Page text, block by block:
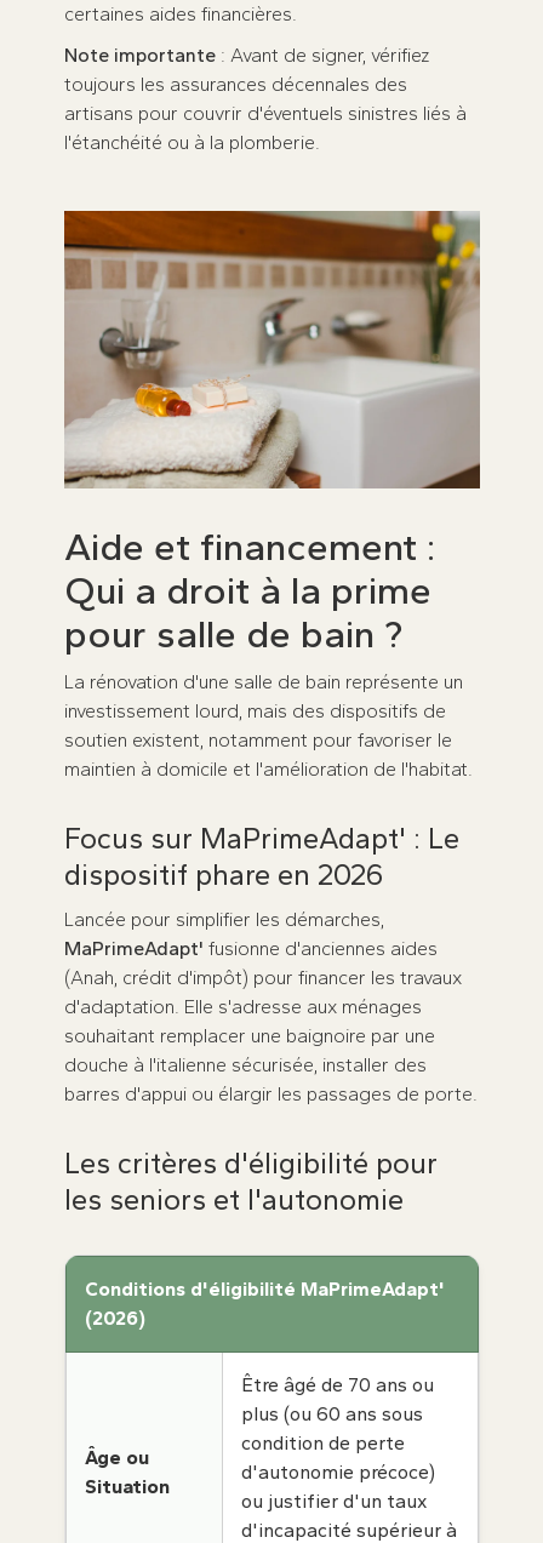
certaines aides financières.
Note importante: Avant de signer, vérifiez
toujours les assurances décennales des
artisans pour couvrir d'éventuels sinistres liés à
l'étanchéité ou à la plomberie.
Aide et financement :
Qui a droit à la prime
pour salle de bain ?
La rénovation d'une salle de bain représente un
investissement lourd, mais des dispositifs de
soutien existent, notamment pour favoriser le
maintien à domicile et l'amélioration de l'habitat.
Focus sur MaPrimeAdapt' : Le
dispositif phare en 2026
Lancée pour simplifier les démarches,
MaPrimeAdapt' fusionne d'anciennes aides
(Anah, crédit d'impôt) pour financer les travaux
d'adaptation. Elle s'adresse aux ménages
souhaitant remplacer une baignoire par une
douche à l'italienne sécurisée, installer des
barres d'appui ou élargir les passages de porte.
Les critères d'éligibilité pour
les seniors et l'autonomie
Conditions d'éligibilité MaPrimeAdapt'
(2026)
Âge ou
Situation
Être âgé de 70 ans ou
plus (ou 60 ans sous
condition de perte
d'autonomie précoce)
ou justifier d'un taux
d'incapacité supérieur à